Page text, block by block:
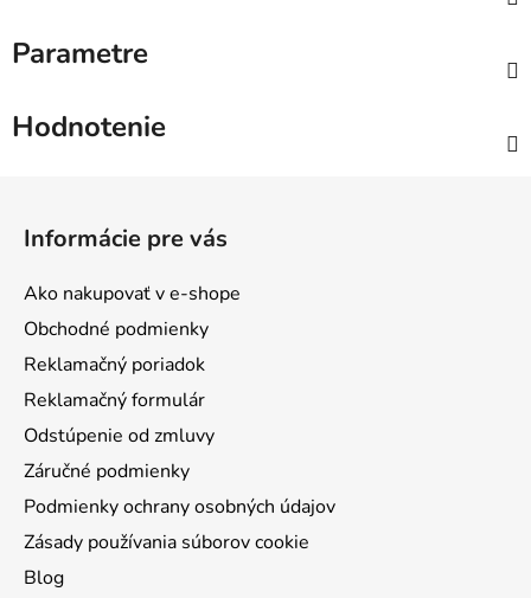
Parametre
Hodnotenie
Informácie pre vás
Ako nakupovať v e-shope
Obchodné podmienky
Reklamačný poriadok
Reklamačný formulár
Odstúpenie od zmluvy
Záručné podmienky
Podmienky ochrany osobných údajov
Zásady používania súborov cookie
Blog